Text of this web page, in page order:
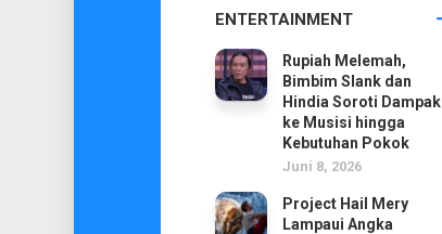
ENTERTAINMENT
Rupiah Melemah,
Bimbim Slank dan
Hindia Soroti Dampak
ke Musisi hingga
Kebutuhan Pokok
Juni 8, 2026
Project Hail Mery
Lampaui Angka